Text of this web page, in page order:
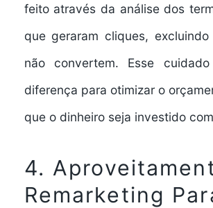
feito através da análise dos
que geraram cliques,
não convertem. Esse
diferença para otimizar o
que o dinheiro seja investido
4.
Remarketing